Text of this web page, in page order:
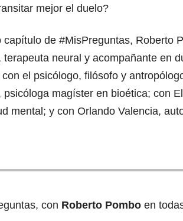
mejor el duelo?
capítulo de #MisPreguntas, Roberto
terapeuta neural y acompañante en
el psicólogo, filósofo y
psicóloga magíster en bioética; con
mental; y con Orlando Valencia,
con Roberto Pombo en